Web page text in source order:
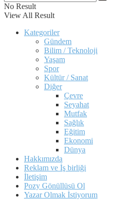
No Result
View All Result
Kategoriler
Gündem
Bilim / Teknoloji
Yaşam
Spor
Kültür / Sanat
Diğer
Çevre
Seyahat
Mutfak
Sağlık
Eğitim
Ekonomi
Dünya
Hakkımızda
Reklam ve İş birliği
İletişim
Pozy Gönüllüsü Ol
Yazar Olmak İstiyorum